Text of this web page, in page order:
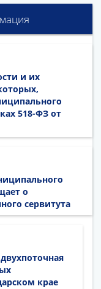
и их
518-ФЗ от
о
сервитута
крае